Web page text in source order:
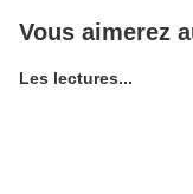
Vous aimerez
Les lectures...